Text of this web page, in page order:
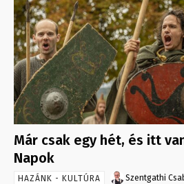
Már csak egy hét, és itt
Napok
HAZÁNK - KULTÚRA Szentgathi